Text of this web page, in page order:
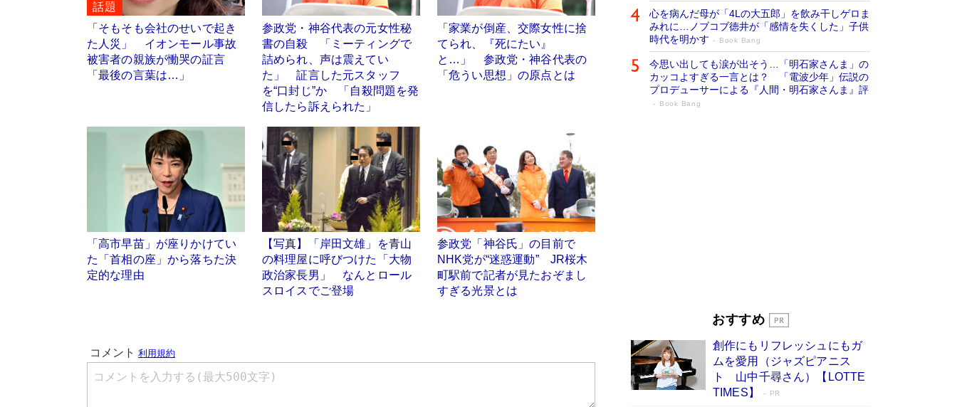
話題
「そもそも会社のせいで起き
た人災」 イオンモール事故
被害者の親族が慟哭の証言
「最後の言葉は…」
参政党・神谷代表の元女性秘
書の自殺 「ミーティングで
詰められ、声は震えてい
た」 証言した元スタッフ
を“口封じ”か 「自殺問題を発
信したら訴えられた」
「家業が倒産、交際女性に捨
てられ、『死にたい』
と…」 参政党・神谷代表の
「危うい思想」の原点とは
「高市早苗」が座りかけてい
た「首相の座」から落ちた決
定的な理由
【写真】「岸田文雄」を青山
の料理屋に呼びつけた「大物
政治家長男」 なんとロール
スロイスでご登場
参政党「神谷氏」の目前で
NHK党が“迷惑運動” JR桜木
町駅前で記者が見たおぞまし
すぎる光景とは
心を病んだ母が「4Lの大五郎」を飲み干しゲロま
みれに…ノブコブ徳井が「感情を失くした」子供
時代を明かす
Book Bang
今思い出しても涙が出そう…「明石家さんま」の
カッコよすぎる一言とは？ 「電波少年」伝説の
プロデューサーによる『人間・明石家さんま』評
Book Bang
俳優・高嶋政伸が家族に教わった“人を育てるコ
東野圭吾、伊坂幸太郎の人気シリーズ最新作どち
らも文庫化 映画化された直木賞受賞作もランク
イン［文庫ベストセラー］
Book Bang
おすすめ
創作にもリフレッシュにもガ
ムを愛用（ジャズピアニス
ト 山中千尋さん）【LOTTE
TIMES】
PR